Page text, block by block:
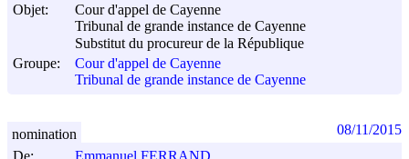
Objet:
Cour d'appel de Cayenne
Tribunal de grande instance de Cayenne
Substitut du procureur de la République
Groupe:
Cour d'appel de Cayenne
Tribunal de grande instance de Cayenne
De:
nomination 08/11/2015